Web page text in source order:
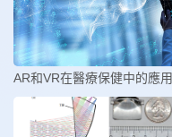
AR和VR在醫療保健中的應用